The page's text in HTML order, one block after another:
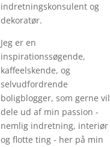
indretningskonsulent og
dekoratør.
Jeg er en
inspirationssøgende,
kaffeelskende, og
selvudfordrende
boligblogger, som gerne vil
dele ud af min passion -
nemlig indretning, interiør
og flotte ting - her på min